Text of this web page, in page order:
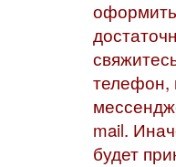
телефон,
mail.
будет